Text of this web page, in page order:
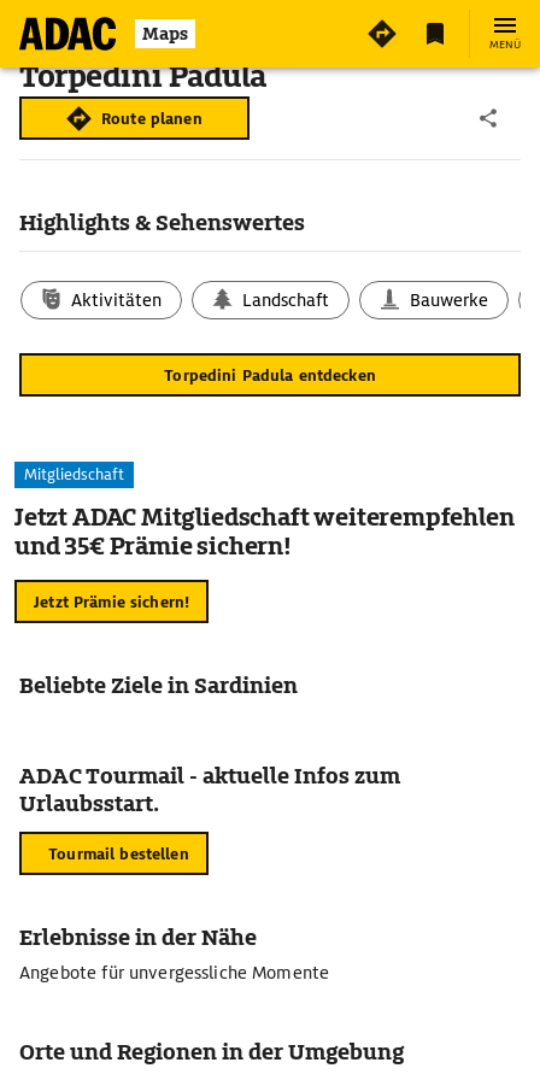
Maps MENÜ
Torpedini Padula
Route planen
Highlights & Sehenswertes
Aktivitäten Landschaft Bauwerke
Torpedini Padula entdecken
Mitgliedschaft
Jetzt ADAC Mitgliedschaft weiterempfehlen
und 35€ Prämie sichern!
Jetzt Prämie sichern!
Beliebte Ziele in Sardinien
ADAC Tourmail - aktuelle Infos zum
Urlaubsstart.
Tourmail bestellen
Erlebnisse in der Nähe
Angebote für unvergessliche Momente
Orte und Regionen in der Umgebung